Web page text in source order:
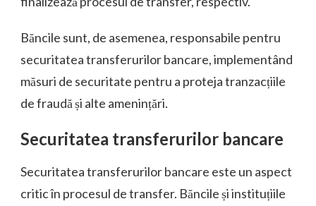
Băncile sunt, de asemenea, responsabile pentru
securitatea transferurilor bancare, implementând
măsuri de securitate pentru a proteja tranzacțiile
de fraudă și alte amenințări.
Securitatea transferurilor bancare
Securitatea transferurilor bancare este un aspect
critic în procesul de transfer. Băncile și instituțiile